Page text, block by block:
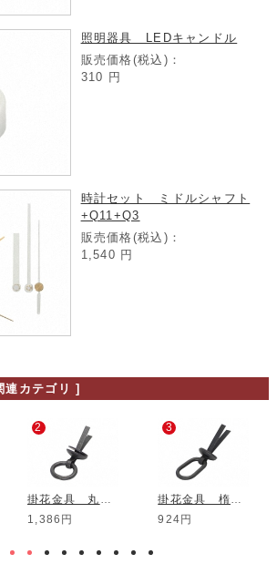
照明器具 LEDキャンドル
販売価格(税込)：
310 円
時計セット ミドルシャフト
+Q11+Q3
販売価格(税込)：
1,540 円
連カテゴリ ]
2
掛花金具 丸銅上 3個組
1,386円
3
掛花金具 楕円鉄 3個組
924円